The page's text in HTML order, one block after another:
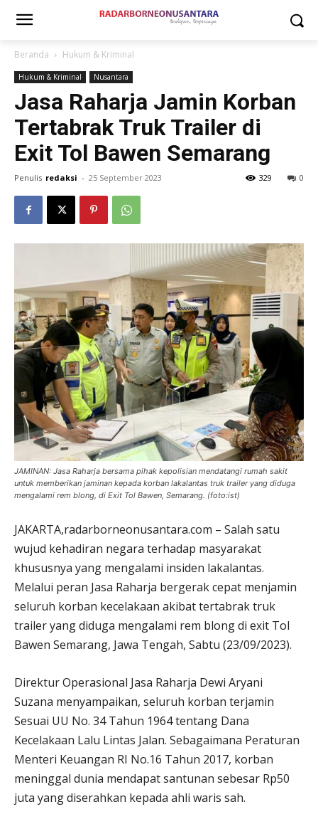
Beranda Hukum & Kriminal
Hukum & Kriminal Nusantara
Jasa Raharja Jamin Korban
Tertabrak Truk Trailer di
Exit Tol Bawen Semarang
Penulis redaksi - 25 September 2023 0
329
JAMINAN: Jasa Raharja bersama pihak kepolisian mendatangi rumah sakit
untuk memberikan jaminan kepada korban lakalantas truk trailer yang diduga
mengalami rem blong, di Exit Tol Bawen, Semarang. (foto:ist)
JAKARTA,radarborneonusantara.com – Salah satu
wujud kehadiran negara terhadap masyarakat
khususnya yang mengalami insiden lakalantas.
Melalui peran Jasa Raharja bergerak cepat menjamin
seluruh korban kecelakaan akibat tertabrak truk
trailer yang diduga mengalami rem blong di exit Tol
Bawen Semarang, Jawa Tengah, Sabtu (23/09/2023).
Direktur Operasional Jasa Raharja Dewi Aryani
Suzana menyampaikan, seluruh korban terjamin
Sesuai UU No. 34 Tahun 1964 tentang Dana
Kecelakaan Lalu Lintas Jalan. Sebagaimana Peraturan
Menteri Keuangan RI No.16 Tahun 2017, korban
meninggal dunia mendapat santunan sebesar Rp50
juta yang diserahkan kepada ahli waris sah.